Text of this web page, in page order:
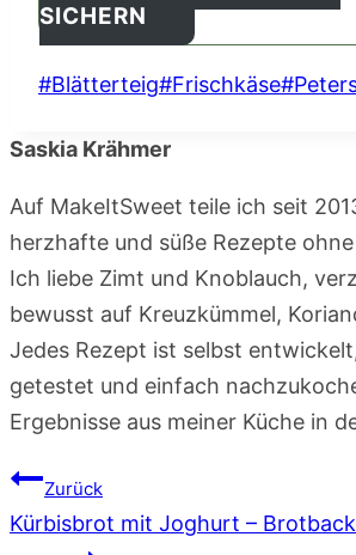
SICHERN
Schlagworte:
#Blätterteig#Frischkäse#
Saskia Krähmer
Auf MakeItSweet teile ich seit
herzhafte und süße Rezepte
Ich liebe Zimt und Knoblauch,
bewusst auf Kreuzkümmel,
Jedes Rezept ist selbst
getestet und einfach
Ergebnisse aus meiner Küche in
Beitragsnavigation
Zurück
Kürbisbrot mit Joghurt –